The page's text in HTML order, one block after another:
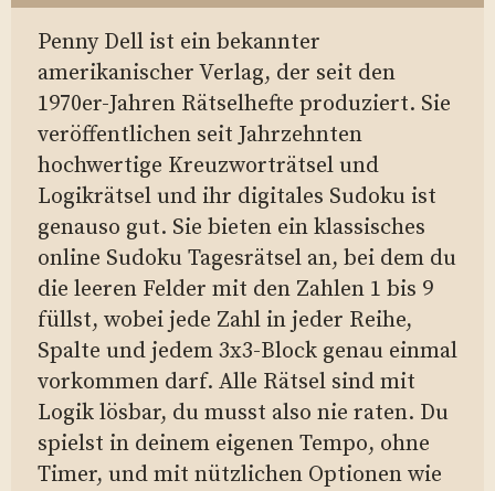
Penny Dell ist ein bekannter
amerikanischer Verlag, der seit den
1970er-Jahren Rätselhefte produziert. Sie
veröffentlichen seit Jahrzehnten
hochwertige Kreuzworträtsel und
Logikrätsel und ihr digitales Sudoku ist
genauso gut. Sie bieten ein klassisches
online Sudoku Tagesrätsel an, bei dem du
die leeren Felder mit den Zahlen 1 bis 9
füllst, wobei jede Zahl in jeder Reihe,
Spalte und jedem 3x3-Block genau einmal
vorkommen darf. Alle Rätsel sind mit
Logik lösbar, du musst also nie raten. Du
spielst in deinem eigenen Tempo, ohne
Timer, und mit nützlichen Optionen wie